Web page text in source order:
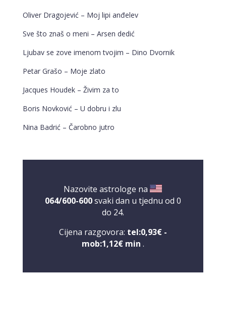
Oliver Dragojević – Moj lipi anđelev
Sve što znaš o meni – Arsen dedić
Ljubav se zove imenom tvojim – Dino Dvornik
Petar Grašo – Moje zlato
Jacques Houdek – Živim za to
Boris Novković – U dobru i zlu
Nina Badrić – Čarobno jutro
Nazovite astrologe na
064/600-600svaki dan u tjednu od 0
do 24.
Cijena razgovora: tel:0,93€ -
mob:1,12€ min .